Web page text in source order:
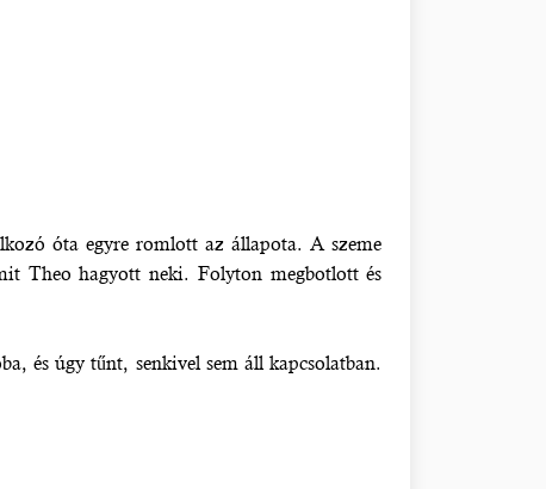
óta egyre romlott az állapota. A szeme
Theo hagyott neki. Folyton megbotlott és
és úgy tűnt, senkivel sem áll kapcsolatban.